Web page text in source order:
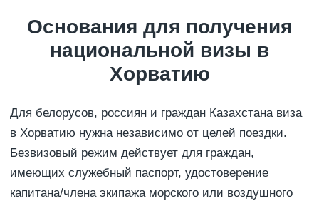
Основания для получения
национальной визы в
Хорватию
Для белорусов, россиян и граждан Казахстана виза
в Хорватию нужна независимо от целей поездки.
Безвизовый режим действует для граждан,
имеющих служебный паспорт, удостоверение
капитана/члена экипажа морского или воздушного